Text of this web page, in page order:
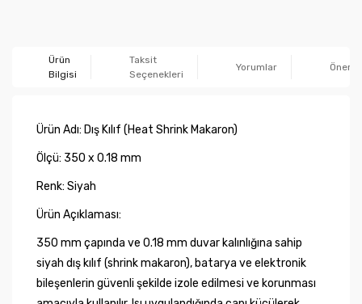
Ürün
Bilgisi
Taksit
Seçenekleri
Yorumlar
Ürün Adı: Dış Kılıf (Heat Shrink Makaron)
Ölçü: 350 x 0.18 mm
Renk: Siyah
Ürün Açıklaması:
350 mm çapında ve 0.18 mm duvar kalınlığına sahip
siyah dış kılıf (shrink makaron), batarya ve elektronik
bileşenlerin güvenli şekilde izole edilmesi ve korunması